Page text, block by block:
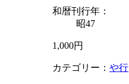
和暦刊行年：
昭47
1,000円
カテゴリー： や行